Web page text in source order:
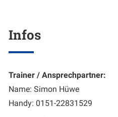
Infos
Trainer / Ansprechpartner:
Name: Simon Hüwe
Handy: 0151-22831529